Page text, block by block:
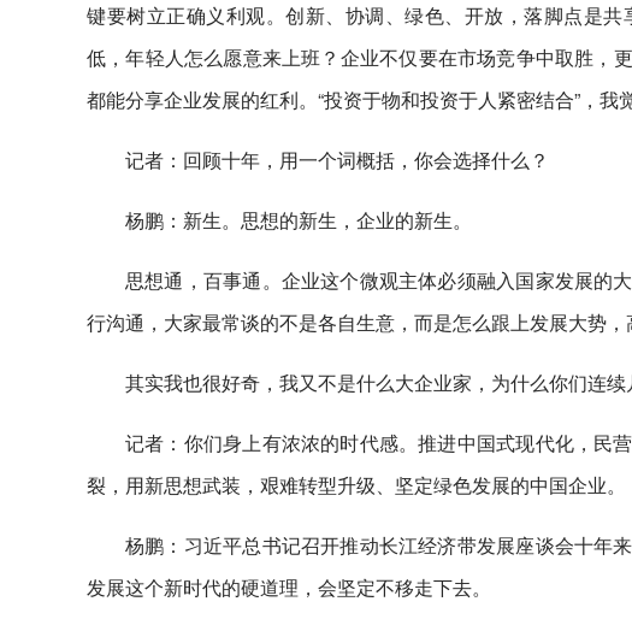
键要树立正确义利观。创新、协调、绿色、开放，落脚点是
低，年轻人怎么愿意来上班？企业不仅要在市场竞争中取胜，
都能分享企业发展的红利。“投资于物和投资于人紧密结合”，我
记者：回顾十年，用一个词概括，你会选择什么？
杨鹏：新生。思想的新生，企业的新生。
思想通，百事通。企业这个微观主体必须融入国家发展的
行沟通，大家最常谈的不是各自生意，而是怎么跟上发展大势，
其实我也很好奇，我又不是什么大企业家，为什么你们连
记者：你们身上有浓浓的时代感。推进中国式现代化，民
裂，用新思想武装，艰难转型升级、坚定绿色发展的中国企业。
杨鹏：习近平总书记召开推动长江经济带发展座谈会十年
发展这个新时代的硬道理，会坚定不移走下去。